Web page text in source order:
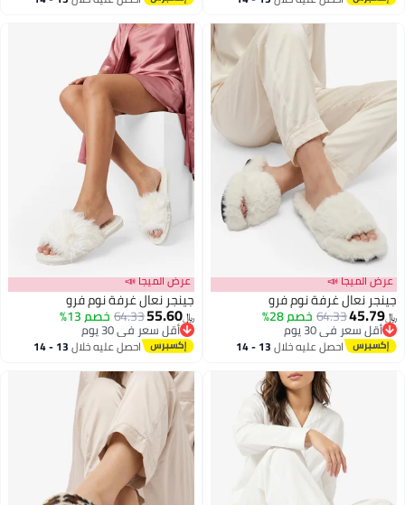
عرض الميجا 📣
جينجر نعال غرفة نوم فرو
﷼‏45.79
64.33خصم 28%
أقل سعر في 30 يوم
أقل سعر في 30 يوماحصل عليه خلال 13 - 14
عرض الميجا 📣
جينجر نعال غرفة نوم فرو
﷼‏55.60
64.33خصم 13%
أقل سعر في 30 يوم
أقل سعر في 30 يوماحصل عليه خلال 13 - 14